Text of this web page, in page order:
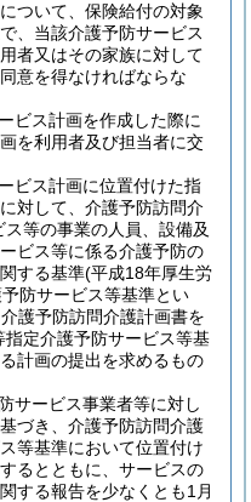
ついて、保険給付の対象
、当該介護予防サービス
者又はその家族に対して
意を得なければならな
ビス計画を作成した際に
を利用者及び担当者に交
ビス計画に位置付けた指
対して、介護予防訪問介
等の事業の人員、設備及
ビス等に係る介護予防の
する基準(平成18年厚生労
防サービス等基準とい
護予防訪問介護計画書を
指定介護予防サービス等基
計画の提出を求めるもの
サービス事業者等に対し
づき、介護予防訪問介護
等基準において位置付け
るとともに、サービスの
する報告を少なくとも1月